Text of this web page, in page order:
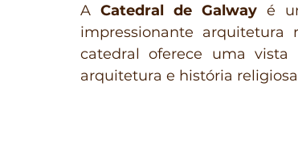
A Catedral de Galway é
impressionante arquitetura
catedral oferece uma
arquitetura e história